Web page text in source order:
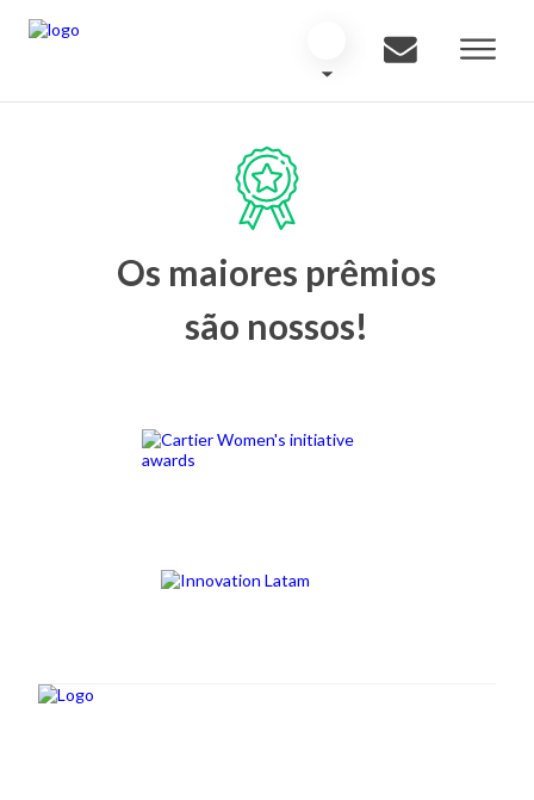
Os maiores prêmios
são nossos!